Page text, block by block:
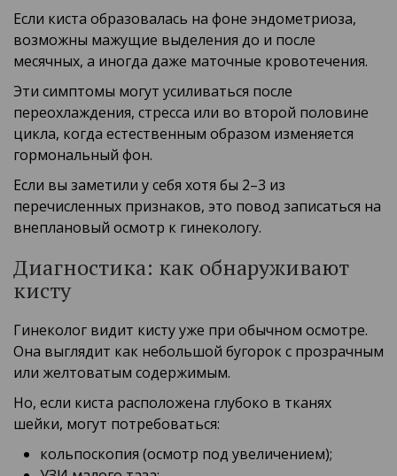
Если киста образовалась на фоне эндометриоза,
возможны мажущие выделения до и после
месячных, а иногда даже маточные кровотечения.
Эти симптомы могут усиливаться после
переохлаждения, стресса или во второй половине
цикла, когда естественным образом изменяется
гормональный фон.
Если вы заметили у себя хотя бы 2–3 из
перечисленных признаков, это повод записаться на
внеплановый осмотр к гинекологу.
Диагностика: как обнаруживают
кисту
Гинеколог видит кисту уже при обычном осмотре.
Она выглядит как небольшой бугорок с прозрачным
или желтоватым содержимым.
Но, если киста расположена глубоко в тканях
шейки, могут потребоваться:
кольпоскопия (осмотр под увеличением);